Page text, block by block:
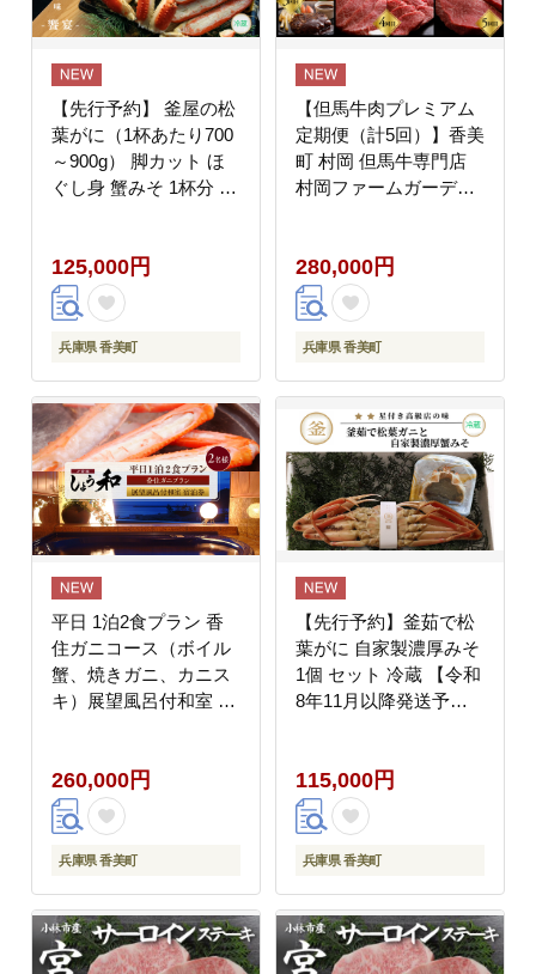
【先行予約】 釜屋の松
葉がに（1杯あたり700
～900g） 脚カット ほ
ぐし身 蟹みそ 1杯分 自
発送予定】 かに カニ
香美町 39-04
125,000円
兵庫県 香美町
【但馬牛肉プレミアム
定期便（計5回）】香美
町 村岡 但馬牛専門店
村岡ファームガーデン
280,000円
兵庫県 香美町
平日 1泊2食プラン 香
住ガニコース（ボイル
蟹、焼きガニ、カニス
キ）展望風呂付和室 2
35-11
260,000円
兵庫県 香美町
【先行予約】釜茹で松
葉がに 自家製濃厚みそ
1個 セット 冷蔵 【令和
8年11月以降発送予
115,000円
兵庫県 香美町